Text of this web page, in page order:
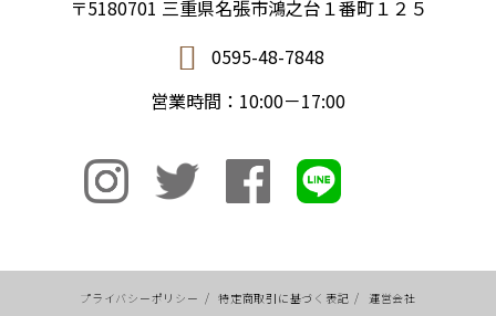
〒5180701 三重県名張市鴻之台１番町１２５
0595-48-7848
営業時間：10:00－17:00
プライバシーポリシー / 特定商取引に基づく表記 / 運営会社